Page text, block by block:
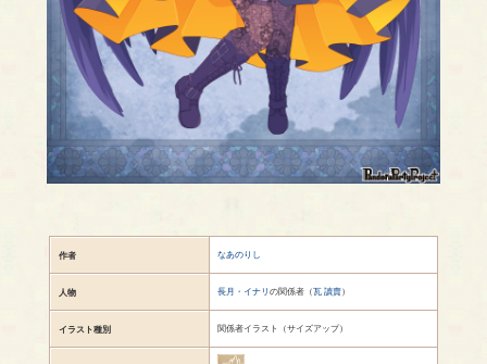
作者 なあのりし
人物 長月・イナリ の関係者（瓦 讀賣）
イラスト種別 関係者イラスト（サイズアップ）